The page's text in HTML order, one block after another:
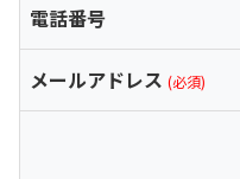
電話番号
メールアドレス (必須)